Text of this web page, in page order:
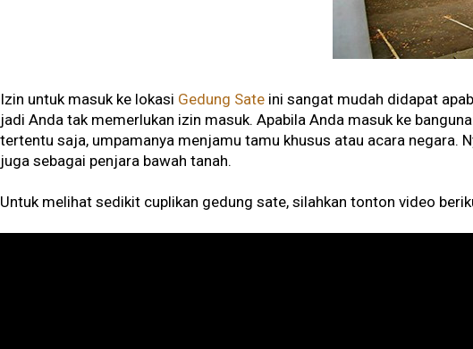
Izin untuk masuk ke lokasi Gedung Sate ini sangat mudah didapat
jadi Anda tak memerlukan izin masuk. Apabila Anda masuk ke
tertentu saja, umpamanya menjamu tamu khusus atau acara negara.
juga sebagai penjara bawah tanah.
Untuk melihat sedikit cuplikan gedung sate, silahkan tonton video